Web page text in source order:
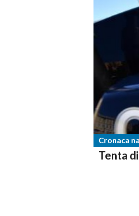
Cronaca
Tenta